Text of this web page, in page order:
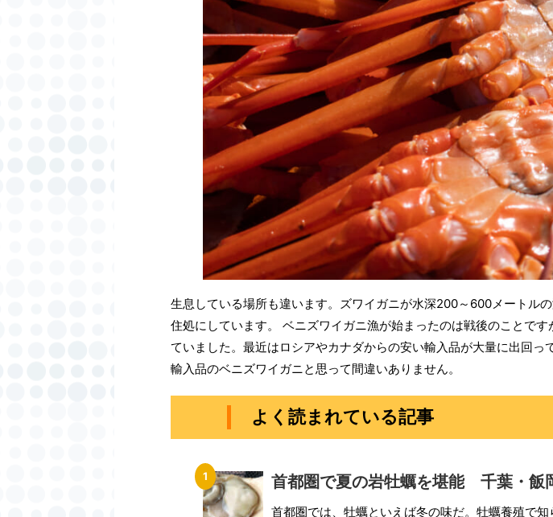
生息している場所も違います。ズワイガニが水深200～600メートル
住処にしています。 ベニズワイガニ漁が始まったのは戦後のことで
ていました。最近はロシアやカナダからの安い輸入品が大量に出回
輸入品のベニズワイガニと思って間違いありません。
よく読まれている記事
首都圏で夏の岩牡蠣を堪能 千葉・飯
首都圏では、牡蠣といえば冬の味だ。牡蠣養殖で